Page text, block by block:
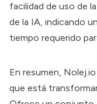
facilidad de uso de
de la IA, indicando
tiempo requerido
En resumen,
que está